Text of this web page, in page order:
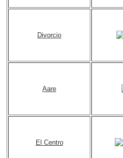
Divorcio
Aare
El Centro